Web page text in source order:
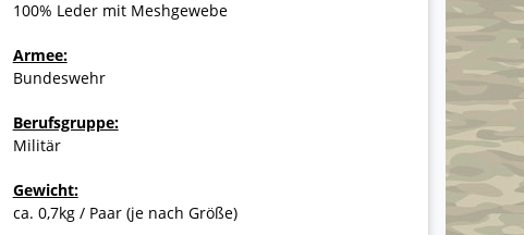
100% Leder mit Meshgewebe
Armee:
Bundeswehr
Berufsgruppe:
Militär
Gewicht:
ca. 0,7kg / Paar (je nach Größe)